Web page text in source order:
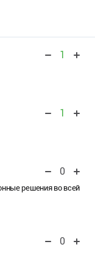
1
1
0
решения во всей
0